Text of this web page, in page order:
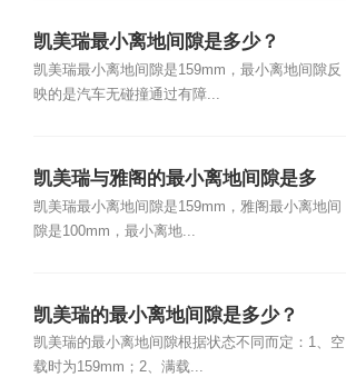
凯美瑞最小离地间隙是多少？
凯美瑞最小离地间隙是159mm，最小离地间隙反
映的是汽车无碰撞通过有障...
凯美瑞与雅阁的最小离地间隙是多
少？
凯美瑞最小离地间隙是159mm，雅阁最小离地间
隙是100mm，最小离地...
凯美瑞的最小离地间隙是多少？
凯美瑞的最小离地间隙根据状态不同而定：1、空
载时为159mm；2、满载...